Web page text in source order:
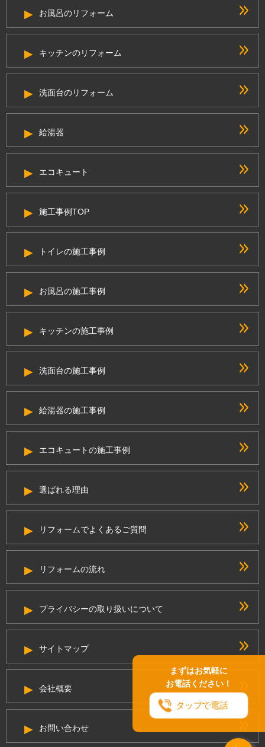
まずはお気軽に
お電話ください！
タップで電話
お風呂のリフォーム
キッチンのリフォーム
洗面台のリフォーム
給湯器
エコキュート
施工事例TOP
トイレの施工事例
お風呂の施工事例
キッチンの施工事例
洗面台の施工事例
給湯器の施工事例
エコキュートの施工事例
選ばれる理由
リフォームでよくあるご質問
リフォームの流れ
プライバシーの取り扱いについて
サイトマップ
会社概要
お問い合わせ